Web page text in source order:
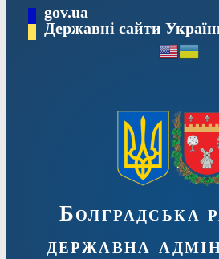
Перейтиgov.ua
Державні сайти
Болградська
державна